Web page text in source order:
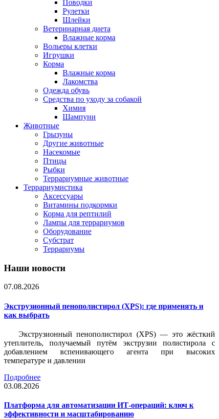
Поводки
Рулетки
Шлейки
Ветеринарная диета
Влажные корма
Вольеры клетки
Игрушки
Корма
Влажные корма
Лакомства
Одежда обувь
Средства по уходу за собакой
Химия
Шампуни
Животные
Грызуны
Другие животные
Насекомые
Птицы
Рыбки
Террариумные животные
Террариумистика
Аксессуары
Витамины подкормки
Корма для рептилий
Лампы для террариумов
Оборудование
Субстрат
Террариумы
Наши новости
07.08.2026
Экструзионный пенополистирол (XPS): где применять и
как выбрать
Экструзионный пенополистирол (XPS) — это жёсткий
утеплитель, получаемый путём экструзии полистирола с
добавлением вспенивающего агента при высоких
температуре и давлении
Подробнее
03.08.2026
Платформа для автоматизации ИТ-операций: ключ к
эффективности и масштабированию